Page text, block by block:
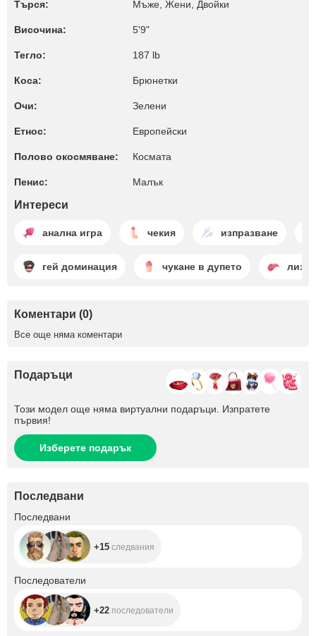
Търся: Мъже, Жени, Двойки
Височина: 5'9"
Тегло: 187 lb
Коса: Брюнетки
Очи: Зелени
Етнос: Европейски
Полово окосмяване: Космата
Пенис: Малък
Интереси
анална игра чекия изпразване
гей доминация чукане в дупето
Коментари (0)
Все още няма коментари
Подаръци
Този модел още няма виртуални подаръци. Изпратете
първия!
Изберете подарък
Последвани
Последвани
+15 следвания
Последователи
+22 последователи